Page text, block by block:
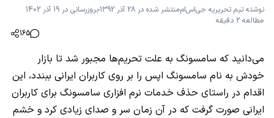
نوشته تیم تحریریه جی‌اس‌اممنتشر شده در 28 آذر 1392
بروزرسانی در 19 آذر 1402
مطالعه 2 دقیقه
165
می‌دانید که سامسونگ به علت تحریم‌ها مجبور شد تا بازار
خودش به نام سامسونگ اپس را بر روی کاربران ایرانی ببندد، این
اقدام در راستای حذف خدمات نرم افزاری سامسونگ برای کاربران
ایرانی صورت گرفت که در آن زمان سر و صدای زیادی کرد و خشم